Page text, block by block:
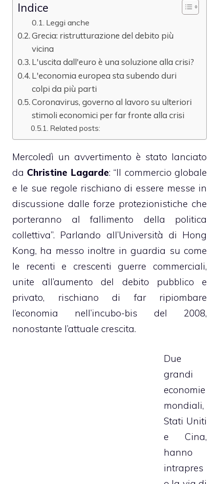
Indice
Leggi anche
Grecia: ristrutturazione del debito più
vicina
L'uscita dall'euro è una soluzione alla crisi?
L'economia europea sta subendo duri
colpi da più parti
Coronavirus, governo al lavoro su ulteriori
stimoli economici per far fronte alla crisi
Related posts:
Mercoledì un avvertimento è stato lanciato
da Christine Lagarde: “Il commercio globale
e le sue regole rischiano di essere messe in
discussione dalle forze protezionistiche che
porteranno al fallimento della politica
collettiva”. Parlando all’Università di Hong
Kong, ha messo inoltre in guardia su come
le recenti e crescenti guerre commerciali,
unite all’aumento del debito pubblico e
privato, rischiano di far ripiombare
l’economia nell’incubo-bis del 2008,
nonostante l’attuale crescita.
Due
grandi
economie
mondiali,
Stati Uniti
e Cina,
hanno
intrapres